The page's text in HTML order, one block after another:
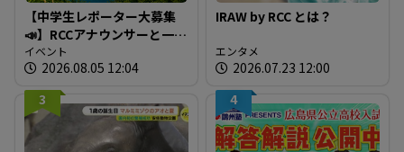
【中学生レポーター大募集
📣】RCCアナウンサーと一緒
に「広島の食」の現場を取
材しよう！
イベント
2026.08.05 12:04
IRAW by RCC とは？
エンタメ
2026.07.23 12:00
3
4